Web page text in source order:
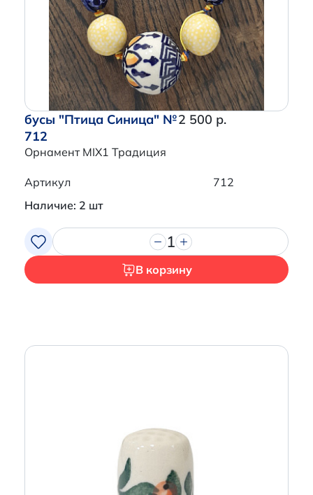
бусы "Птица Синица" №
712
Орнамент MIX1 Традиция
2 500 р.
Артикул
712
Наличие: 2 шт
1
В корзину